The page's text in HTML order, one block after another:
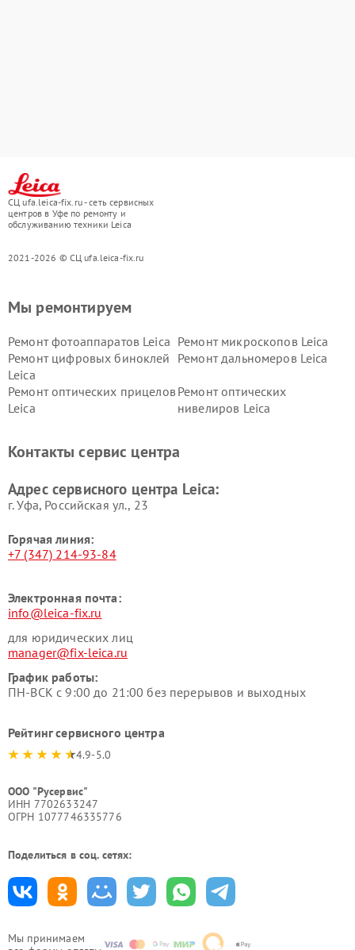
СЦ ufa.leica-fix.ru - сеть сервисных
центров в Уфе по ремонту и
обслуживанию техники Leica
2021-2026 © СЦ ufa.leica-fix.ru
Мы принимаем
Мы ремонтируем
Ремонт фотоаппаратов Leica Ремонт микроскопов Leica
Ремонт цифровых биноклей
Leica
Ремонт дальномеров Leica
Ремонт оптических прицелов
Leica
Ремонт оптических
нивелиров Leica
Контакты сервис центра
Адрес сервисного центра Leica:
г. Уфа, Российская ул., 23
Горячая линия:
+7 (347) 214-93-84
Электронная почта:
info@leica-fix.ru
для юридических лиц
manager@fix-leica.ru
График работы:
ПН-ВСК с 9:00 до 21:00 без перерывов и выходных
Рейтинг сервисного центра
4.9-5.0
ООО "Русервис"
ИНН 7702633247
ОГРН 1077746335776
Поделиться в соц. сетях: